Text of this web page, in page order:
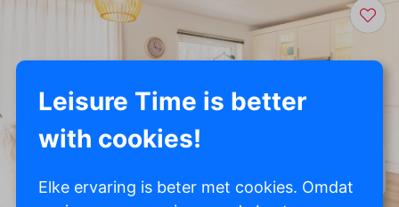
Leisure Time is better
with cookies!
Elke ervaring is beter met cookies. Omdat